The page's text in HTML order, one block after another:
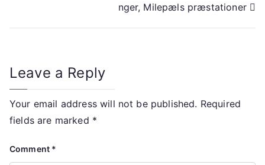
nger, Milepæls præstationer
Leave a Reply
Your email address will not be published. Required
fields are marked *
Comment *